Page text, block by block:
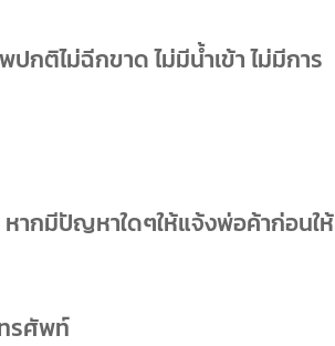
ปกติไม่ฉีกขาด ไม่มีน้ำเข้า ไม่มีการ
หากมีปัญหาใดๆให้แจ้งพ่อค้าก่อนให้
รศัพท์